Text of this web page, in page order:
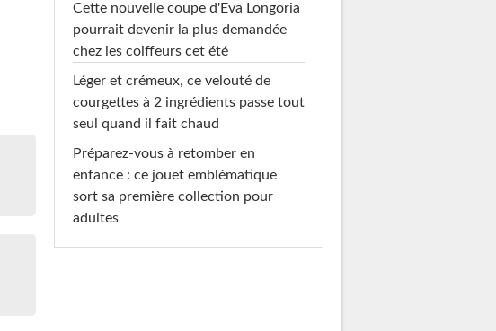
Cette nouvelle coupe d'Eva Longoria
pourrait devenir la plus demandée
chez les coiffeurs cet été
Léger et crémeux, ce velouté de
courgettes à 2 ingrédients passe tout
seul quand il fait chaud
Préparez-vous à retomber en
enfance : ce jouet emblématique
sort sa première collection pour
adultes